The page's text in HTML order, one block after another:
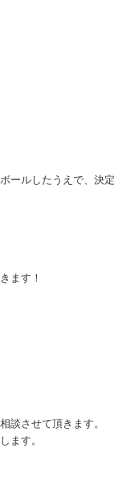
ールしたうえで、決定
ます！
談させて頂きます。
ます。